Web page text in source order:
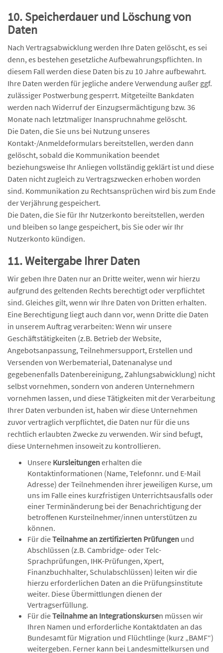
10. Speicherdauer und Löschung von
Daten
Nach Vertragsabwicklung werden Ihre Daten gelöscht, es sei
denn, es bestehen gesetzliche Aufbewahrungspflichten. In
diesem Fall werden diese Daten bis zu 10 Jahre aufbewahrt.
Ihre Daten werden für jegliche andere Verwendung außer ggf.
zulässiger Postwerbung gesperrt. Mitgeteilte Bankdaten
werden nach Widerruf der Einzugsermächtigung bzw. 36
Monate nach letztmaliger Inanspruchnahme gelöscht.
Die Daten, die Sie uns bei Nutzung unseres
Kontakt-/Anmeldeformulars bereitstellen, werden dann
gelöscht, sobald die Kommunikation beendet
beziehungsweise Ihr Anliegen vollständig geklärt ist und diese
Daten nicht zugleich zu Vertragszwecken erhoben worden
sind. Kommunikation zu Rechtsansprüchen wird bis zum Ende
der Verjährung gespeichert.
Die Daten, die Sie für Ihr Nutzerkonto bereitstellen, werden
und bleiben so lange gespeichert, bis Sie oder wir Ihr
Nutzerkonto kündigen.
11. Weitergabe Ihrer Daten
Wir geben Ihre Daten nur an Dritte weiter, wenn wir hierzu
aufgrund des geltenden Rechts berechtigt oder verpflichtet
sind. Gleiches gilt, wenn wir Ihre Daten von Dritten erhalten.
Eine Berechtigung liegt auch dann vor, wenn Dritte die Daten
in unserem Auftrag verarbeiten: Wenn wir unsere
Geschäftstätigkeiten (z.B. Betrieb der Website,
Angebotsanpassung, Teilnehmersupport, Erstellen und
Versenden von Werbematerial, Datenanalyse und
gegebenenfalls Datenbereinigung, Zahlungsabwicklung) nicht
selbst vornehmen, sondern von anderen Unternehmern
vornehmen lassen, und diese Tätigkeiten mit der Verarbeitung
Ihrer Daten verbunden ist, haben wir diese Unternehmen
zuvor vertraglich verpflichtet, die Daten nur für die uns
rechtlich erlaubten Zwecke zu verwenden. Wir sind befugt,
diese Unternehmen insoweit zu kontrollieren.
Unsere Kursleitungenerhalten die
Kontaktinformationen (Name, Telefonnr. und E-Mail
Adresse) der Teilnehmenden ihrer jeweiligen Kurse, um
uns im Falle eines kurzfristigen Unterrichtsausfalls oder
einer Terminänderung bei der Benachrichtigung der
betroffenen Kursteilnehmer/innen unterstützen zu
können.
Für dieTeilnahme an zertifizierten Prüfungen und
Abschlüssen (z.B. Cambridge- oder Telc-
Sprachprüfungen, IHK-Prüfungen, Xpert,
Finanzbuchhalter, Schulabschlüssen) leiten wir die
hierzu erforderlichen Daten an die Prüfungsinstitute
weiter. Diese Übermittlungen dienen der
Vertragserfüllung.
Für dieTeilnahme an Integrationskursen müssen wir
Ihren Namen und erforderliche Kontaktdaten an das
Bundesamt für Migration und Flüchtlinge (kurz „BAMF“)
weitergeben. Ferner kann bei Landesmittelkursen und